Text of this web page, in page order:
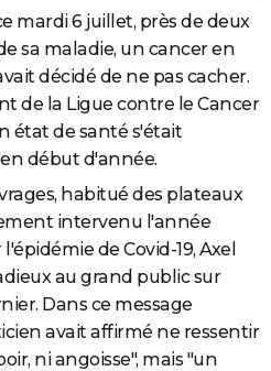
mardi 6 juillet, près de deux
sa maladie, un cancer en
décidé de ne pas cacher.
de la Ligue contre le Cancer
état de santé s'était
début d'année.
habitué des plateaux
intervenu l'année
de Covid-19, Axel
au grand public sur
Dans ce message
avait affirmé ne ressentir
ni angoisse", mais "un